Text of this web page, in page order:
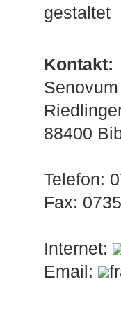
gestaltet
Kontakt:
88400
Telefon:
Fax:
Internet:
Email: